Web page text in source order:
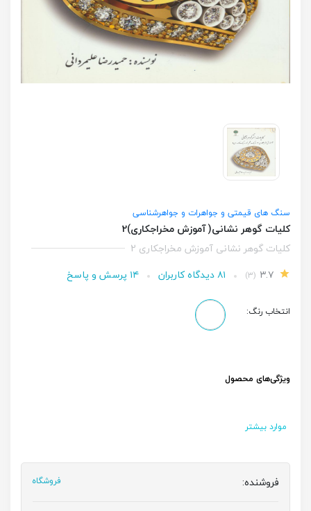
سنگ های قیمتی و جواهرات و جواهرشناسی
کلیات گوهر نشانی( آموزش مخراجکاری)2
کلیات گوهر نشانی آموزش مخراجکاری 2
(۳) ۸۱ دیدگاه کاربران ۱۴ پرسش و پاسخ
انتخاب رنگ:
ویژگی‌های محصول
موارد بیشتر
فروشنده: فروشگاه